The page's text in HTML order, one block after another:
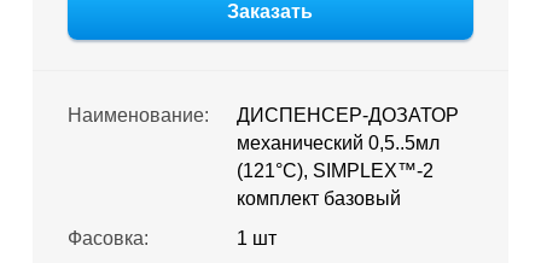
Заказать
Наименование:
ДИСПЕНСЕР-ДОЗАТОР
механический 0,5..5мл
(121°С), SIMPLEX™-2
комплект базовый
Фасовка:
1 шт